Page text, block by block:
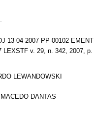
13-04-2007 PP-00102 EMENT
LEXSTF v. 29, n. 342, 2007, p.
LEWANDOWSKI
DANTAS